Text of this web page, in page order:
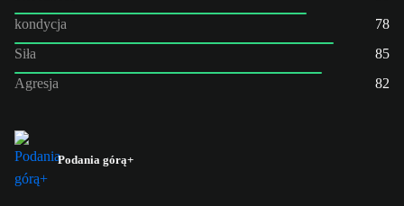
kondycja
78
Siła
85
Agresja
82
Podania górą+